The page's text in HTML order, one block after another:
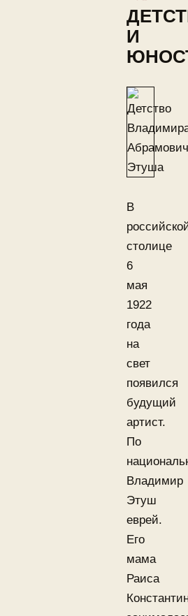
И
В
столице
6
мая
1922
года
на
свет
появился
будущий
артист.
По
Владимир
Этуш
еврей.
Его
мама
Раиса